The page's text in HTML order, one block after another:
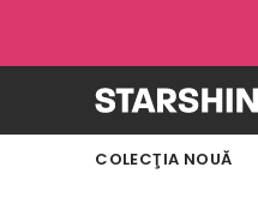
COLECŢIA NOUĂ